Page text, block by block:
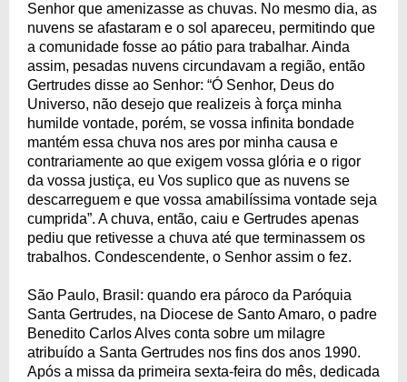
Senhor que amenizasse as chuvas. No mesmo dia, as
nuvens se afastaram e o sol apareceu, permitindo que
a comunidade fosse ao pátio para trabalhar. Ainda
assim, pesadas nuvens circundavam a região, então
Gertrudes disse ao Senhor: “Ó Senhor, Deus do
Universo, não desejo que realizeis à força minha
humilde vontade, porém, se vossa infinita bondade
mantém essa chuva nos ares por minha causa e
contrariamente ao que exigem vossa glória e o rigor
da vossa justiça, eu Vos suplico que as nuvens se
descarreguem e que vossa amabilíssima vontade seja
cumprida”. A chuva, então, caiu e Gertrudes apenas
pediu que retivesse a chuva até que terminassem os
trabalhos. Condescendente, o Senhor assim o fez.
São Paulo, Brasil: quando era pároco da Paróquia
Santa Gertrudes, na Diocese de Santo Amaro, o padre
Benedito Carlos Alves conta sobre um milagre
atribuído a Santa Gertrudes nos fins dos anos 1990.
Após a missa da primeira sexta-feira do mês, dedicada